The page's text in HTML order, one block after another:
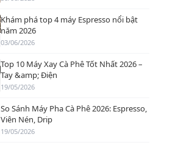
Khám phá top 4 máy Espresso nổi bật
năm 2026
03/06/2026
Top 10 Máy Xay Cà Phê Tốt Nhất 2026 –
Tay &amp; Điện
19/05/2026
So Sánh Máy Pha Cà Phê 2026: Espresso,
Viên Nén, Drip
19/05/2026